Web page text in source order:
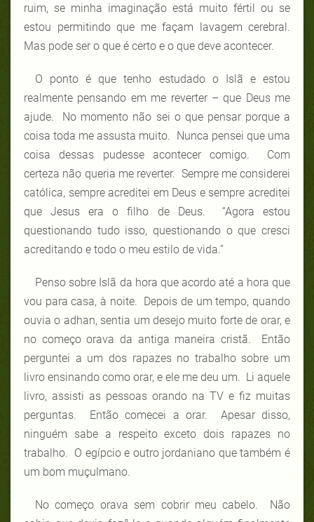
ruim, se minha imaginação está muito fértil ou se
estou permitindo que me façam lavagem cerebral.
Mas pode ser o que é certo e o que deve acontecer.
O ponto é que tenho estudado o Islã e estou
realmente pensando em me reverter – que Deus me
ajude. No momento não sei o que pensar porque a
coisa toda me assusta muito. Nunca pensei que uma
coisa dessas pudesse acontecer comigo. Com
certeza não queria me reverter. Sempre me considerei
católica, sempre acreditei em Deus e sempre acreditei
que Jesus era o filho de Deus. “Agora estou
questionando tudo isso, questionando o que cresci
acreditando e todo o meu estilo de vida.”
Penso sobre Islã da hora que acordo até a hora que
vou para casa, à noite. Depois de um tempo, quando
ouvia o adhan, sentia um desejo muito forte de orar, e
no começo orava da antiga maneira cristã. Então
perguntei a um dos rapazes no trabalho sobre um
livro ensinando como orar, e ele me deu um. Li aquele
livro, assisti as pessoas orando na TV e fiz muitas
perguntas. Então comecei a orar. Apesar disso,
ninguém sabe a respeito exceto dois rapazes no
trabalho. O egípcio e outro jordaniano que também é
um bom muçulmano.
No começo orava sem cobrir meu cabelo. Não